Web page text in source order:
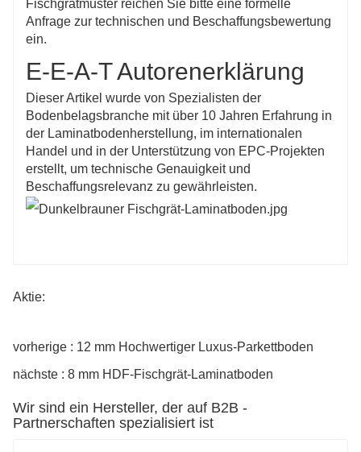
Fischgrätmuster reichen Sie bitte eine formelle
Anfrage zur technischen und Beschaffungsbewertung
ein.
E-E-A-T Autorenerklärung
Dieser Artikel wurde von Spezialisten der
Bodenbelagsbranche mit über 10 Jahren Erfahrung in
der Laminatbodenherstellung, im internationalen
Handel und in der Unterstützung von EPC-Projekten
erstellt, um technische Genauigkeit und
Beschaffungsrelevanz zu gewährleisten.
Aktie:
vorherige : 12 mm Hochwertiger Luxus-Parkettboden
nächste : 8 mm HDF-Fischgrät-Laminatboden
Wir sind ein Hersteller, der auf B2B -
Partnerschaften spezialisiert ist